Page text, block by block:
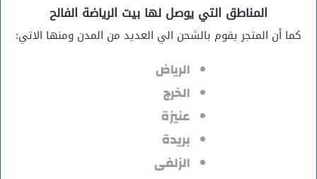
المناطق التي يوصل لها بيت الرياضة الفالح
كما أن المتجر يقوم بالشحن الي العديد من المدن ومنها الاتي: